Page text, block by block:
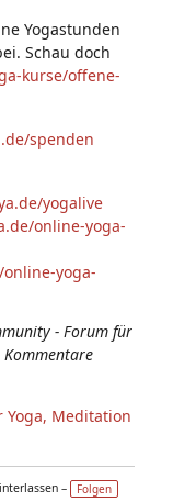
Yogastunden
Schau doch
kurse/offene-
spenden
yogalive
online-yoga-
yoga-
- Forum für
Yoga, Meditation
– Folgen